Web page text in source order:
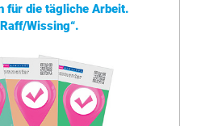
für die tägliche Arbeit.
Wissing“.